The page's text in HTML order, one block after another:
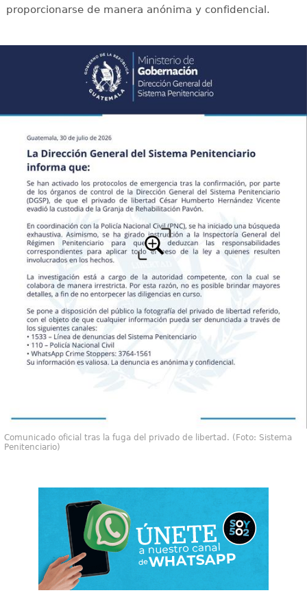
proporcionarse de manera anónima y confidencial.
Comunicado oficial tras la fuga del privado de libertad. (Foto: Sistema
Penitenciario)